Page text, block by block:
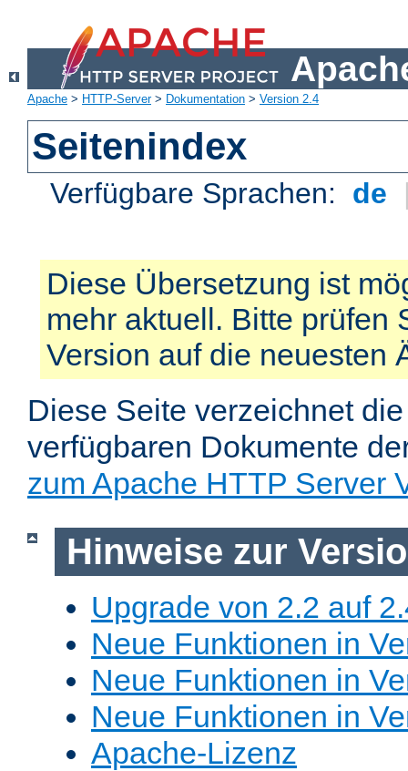
Apache > HTTP-Server> Dokumentation > Version 2.4
Seitenindex
Verfügbare Sprachen: de
Diese Übersetzung ist
mehr aktuell. Bitte prüfen
Version auf die neuesten
Diese Seite verzeichnet
verfügbaren Dokumente
zum Apache HTTP Server
Hinweise zur
Upgrade von 2.2 auf
Neue Funktionen in
Neue Funktionen in
Neue Funktionen in
Apache-Lizenz